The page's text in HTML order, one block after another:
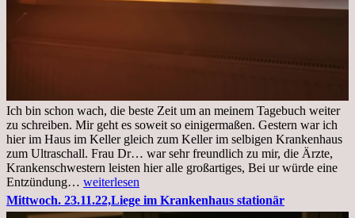
Ich bin schon wach, die beste Zeit um an meinem Tagebuch weiter
zu schreiben. Mir geht es soweit so einigermaßen. Gestern war ich
hier im Haus im Keller gleich zum Keller im selbigen Krankenhaus
zum Ultraschall. Frau Dr… war sehr freundlich zu mir, die Ärzte,
Krankenschwestern leisten hier alle großartiges, Bei ur würde eine
Entzündung… Freitag,
25.11.2022
Kleines
weiterlesen
Mittwoch. 23.11.22,Liege im Krankenhaus stationär